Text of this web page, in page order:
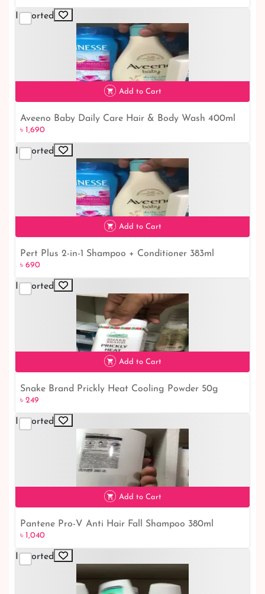
৳ 1,690
Imported
৳ 1,690
Add to Cart
Aveeno Baby Daily Care Hair & Body Wash 400ml
৳ 1,690
Imported
৳ 690
Add to Cart
Pert Plus 2-in-1 Shampoo + Conditioner 383ml
৳ 690
Imported
৳ 249
Add to Cart
Snake Brand Prickly Heat Cooling Powder 50g
৳ 249
Imported
Add to Cart
Pantene Pro-V Anti Hair Fall Shampoo 380ml
৳ 1,040
Imported